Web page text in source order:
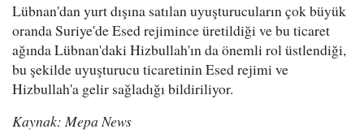
Lübnan'dan yurt dışına satılan uyuşturucuların çok büyük
oranda Suriye'de Esed rejimince üretildiği ve bu ticaret
ağında Lübnan'daki Hizbullah'ın da önemli rol üstlendiği,
bu şekilde uyuşturucu ticaretinin Esed rejimi ve
Hizbullah'a gelir sağladığı bildiriliyor.
Kaynak: Mepa News